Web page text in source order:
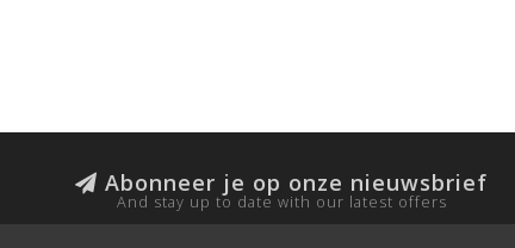
Abonneer je op onze nieuwsbrief
And stay up to date with our latest offers